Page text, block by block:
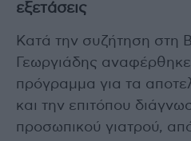
εξετάσεις
Κατά την συζήτηση στη
Γεωργιάδης
πρόγραμμα για τα
και την επιτόπου
προσωπικού γιατρού,